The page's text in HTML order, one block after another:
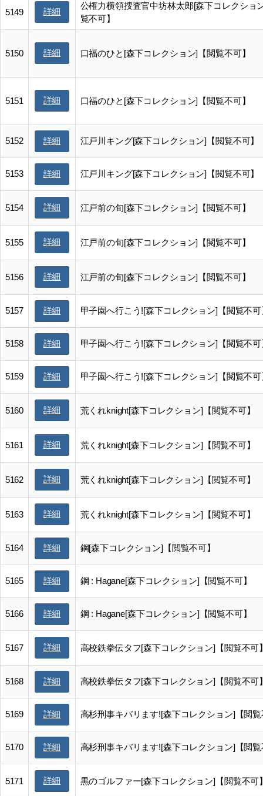
5149 詳細
公権力横領捜査官中坊林太郎[森下コレクショ
覧不可】
5150 詳細 口福のひと[森下コレクション]【閲覧不可】
5151 詳細 口福のひと[森下コレクション]【閲覧不可】
5152 詳細 江戸川キング[森下コレクション]【閲覧不可】
5153 詳細 江戸川キング[森下コレクション]【閲覧不可】
5154 詳細 江戸前の旬[森下コレクション]【閲覧不可】
5155 詳細 江戸前の旬[森下コレクション]【閲覧不可】
5156 詳細 江戸前の旬[森下コレクション]【閲覧不可】
5157 詳細 甲子園へ行こう![森下コレクション]【閲覧不可
5158 詳細 甲子園へ行こう![森下コレクション]【閲覧不可
5159 詳細 甲子園へ行こう![森下コレクション]【閲覧不可
5160 詳細 荒くれknight[森下コレクション]【閲覧不可】
5161 詳細 荒くれknight[森下コレクション]【閲覧不可】
5162 詳細 荒くれknight[森下コレクション]【閲覧不可】
5163 詳細 荒くれknight[森下コレクション]【閲覧不可】
5164 詳細 鋼[森下コレクション]【閲覧不可】
5165 詳細 鋼 : Hagane[森下コレクション]【閲覧不可】
5166 詳細 鋼 : Hagane[森下コレクション]【閲覧不可】
5167 詳細 高校鉄拳伝タフ[森下コレクション]【閲覧不可
5168 詳細 高校鉄拳伝タフ[森下コレクション]【閲覧不可
5169 詳細 高杉刑事キバリます![森下コレクション]【閲
5170 詳細 高杉刑事キバリます![森下コレクション]【閲
5171 詳細 黒のゴルファー[森下コレクション]【閲覧不可